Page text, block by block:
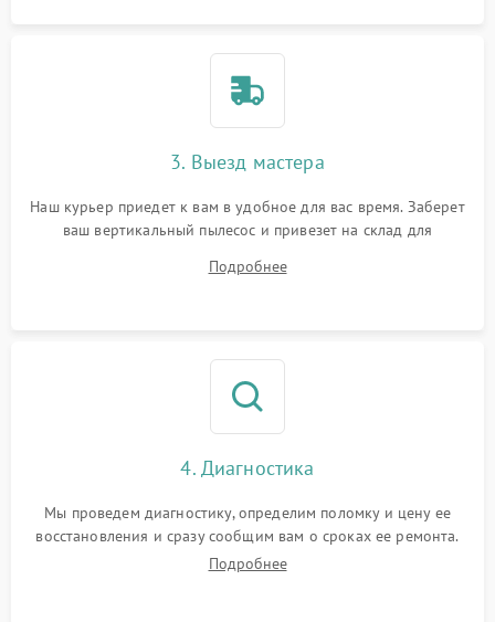
3. Выезд мастера
Наш курьер приедет к вам в удобное для вас время. Заберет
ваш вертикальный пылесос и привезет на склад для
Подробнее
4. Диагностика
Мы проведем диагностику, определим поломку и цену ее
восстановления и сразу сообщим вам о сроках ее ремонта.
Подробнее